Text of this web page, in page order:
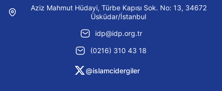
Aziz Mahmut Hüdayi, Türbe Kapısı Sok. No: 13, 34672
Üsküdar/İstanbul
idp@idp.org.tr
(0216) 310 43 18
@islamcidergiler